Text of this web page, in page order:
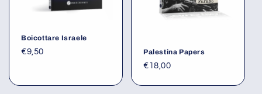
Boicottare Israele
€9,50 Palestina Papers
€18,00